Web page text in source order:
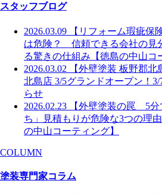
スタッフブログ
2026.03.09
【リフォーム瑕疵保
は危険？ 信頼できる会社の
る驚きの仕組み【徳島の中山コ
2026.03.02
【外壁塗装 板野郡
北島店 3/5グランドオープン！
らせ
2026.02.23
【外壁塗装の罠 5
ち」見積もりが危険な3つの理
の中山コーティング】
COLUMN
塗装専門家コラム